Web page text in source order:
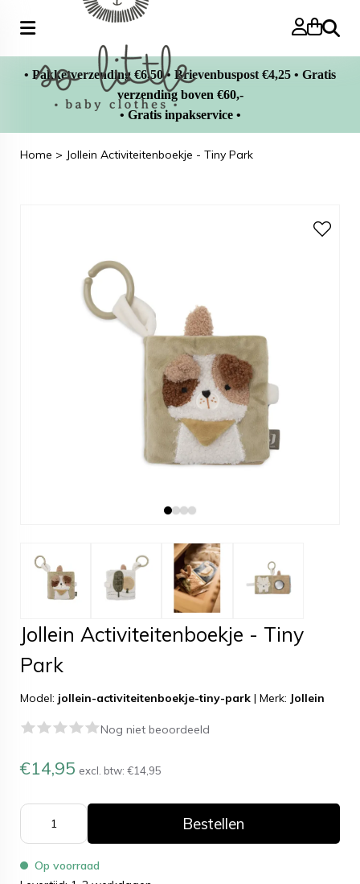
Zoeken
• Pakketverzending €6,50 • Brievenbuspost €4,25 • Gratis
verzending boven €60,-
• Gratis inpakservice •
Home > Jollein Activiteitenboekje - Tiny Park
Jollein Activiteitenboekje - Tiny
Park
Model: jollein-activiteitenboekje-tiny-park | Merk: Jollein
Nog niet beoordeeld
€14,95 excl. btw: €14,95
Bestellen
Op voorraad